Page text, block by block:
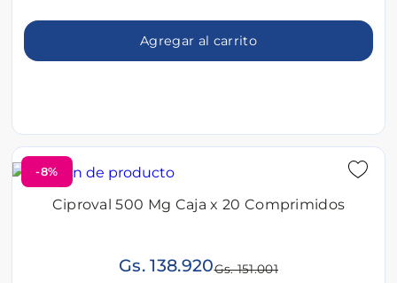
Agregar al carrito
-8%
Ciproval 500 Mg Caja x 20 Comprimidos
Gs. 138.920Gs. 151.001